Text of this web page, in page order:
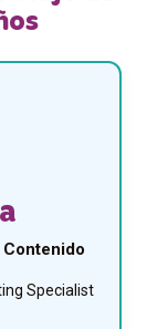
Specialist